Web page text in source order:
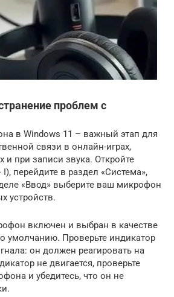
проблем с
в Windows 11 – важный этап для
связи в онлайн-играх,
и при записи звука. Откройте
перейдите в раздел «Система»,
«Ввод» выберите ваш микрофон
устройств.
включен и выбран в качестве
умолчанию. Проверьте индикатор
он должен реагировать на
не двигается, проверьте
и убедитесь, что он не